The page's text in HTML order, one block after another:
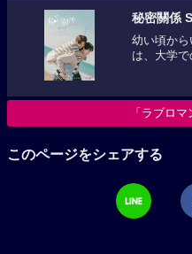
秘密關係
幼い頃か
は、大学で
「ラブロ
このページをシェアする